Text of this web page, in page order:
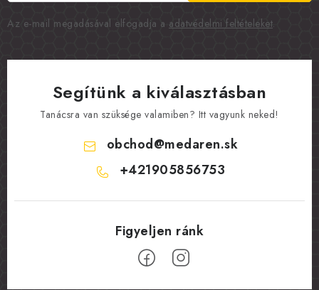
Az e-mail megadásával elfogadja a adatvédelmi feltételeket.
Segítünk a kiválasztásban
Tanácsra van szüksége valamiben? Itt vagyunk neked!
obchod@medaren.sk
+421905856753